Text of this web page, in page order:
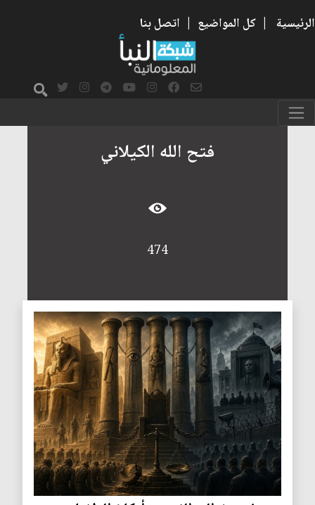
الرئيسية | كل المواضيع | اتصل بنا
فتح الله الكيلاني
474